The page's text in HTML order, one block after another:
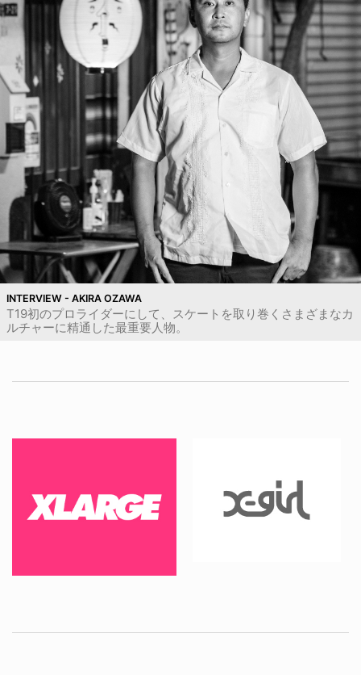
INTERVIEW - AKIRA OZAWA
T19初のプロライダーにして、スケートを取り巻くさまざまなカ
ルチャーに精通した最重要人物。